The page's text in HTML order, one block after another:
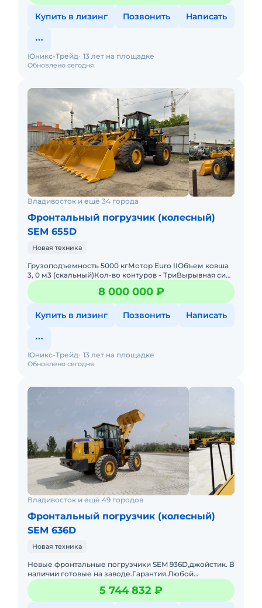
Купить в лизинг Позвонить Написать
Обновлено сегодня
Юникс-Трейд 13 лет на площадке
Владивосток и ещё 34 города
Фронтальный погрузчик (колесный)
SEM 655D
Новая техника
Грузоподъемность 5000 кгМотор Euro IIОбъем ковша
3, 0 м3 (скальный)Кол-во контуров - ТриВырывная сила
на ковше 168 kNВремя подъема стрелы 9.5 сРулевое
управлени
8 000 000 ₽
Купить в лизинг Позвонить Написать
Обновлено сегодня
Юникс-Трейд 13 лет на площадке
Владивосток и ещё 49 городов
Фронтальный погрузчик (колесный)
SEM 636D
Новая техника
Новые фронтальные погрузчики SEM 936D,джойстик. В
наличии готовые на заводе.Гарантия.Любой
лизинг.Доставка. Трансмиссия: Планетарная,
гидромеханическая Колесна
5 744 832 ₽